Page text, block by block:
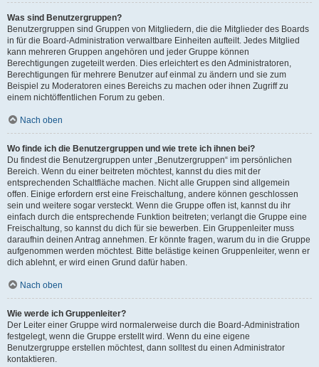
Was sind Benutzergruppen?
Benutzergruppen sind Gruppen von Mitgliedern, die die Mitglieder des Boards
in für die Board-Administration verwaltbare Einheiten aufteilt. Jedes Mitglied
kann mehreren Gruppen angehören und jeder Gruppe können
Berechtigungen zugeteilt werden. Dies erleichtert es den Administratoren,
Berechtigungen für mehrere Benutzer auf einmal zu ändern und sie zum
Beispiel zu Moderatoren eines Bereichs zu machen oder ihnen Zugriff zu
einem nichtöffentlichen Forum zu geben.
Nach oben
Wo finde ich die Benutzergruppen und wie trete ich ihnen bei?
Du findest die Benutzergruppen unter „Benutzergruppen“ im persönlichen
Bereich. Wenn du einer beitreten möchtest, kannst du dies mit der
entsprechenden Schaltfläche machen. Nicht alle Gruppen sind allgemein
offen. Einige erfordern erst eine Freischaltung, andere können geschlossen
sein und weitere sogar versteckt. Wenn die Gruppe offen ist, kannst du ihr
einfach durch die entsprechende Funktion beitreten; verlangt die Gruppe eine
Freischaltung, so kannst du dich für sie bewerben. Ein Gruppenleiter muss
daraufhin deinen Antrag annehmen. Er könnte fragen, warum du in die Gruppe
aufgenommen werden möchtest. Bitte belästige keinen Gruppenleiter, wenn er
dich ablehnt, er wird einen Grund dafür haben.
Nach oben
Wie werde ich Gruppenleiter?
Der Leiter einer Gruppe wird normalerweise durch die Board-Administration
festgelegt, wenn die Gruppe erstellt wird. Wenn du eine eigene
Benutzergruppe erstellen möchtest, dann solltest du einen Administrator
kontaktieren.